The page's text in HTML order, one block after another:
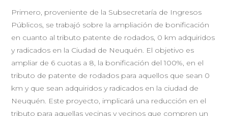
Primero, proveniente de la Subsecretaría de Ingresos
Públicos, se trabajó sobre la ampliación de bonificación
en cuanto al tributo patente de rodados, 0 km adquiridos
y radicados en la Ciudad de Neuquén. El objetivo es
ampliar de 6 cuotas a 8, la bonificación del 100%, en el
tributo de patente de rodados para aquellos que sean 0
km y que sean adquiridos y radicados en la ciudad de
Neuquén. Este proyecto, implicará una reducción en el
tributo para aquellas vecinas y vecinos que compren un